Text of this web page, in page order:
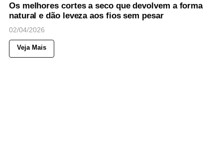
Os melhores cortes a seco que devolvem a forma
natural e dão leveza aos fios sem pesar
02/04/2026
Veja Mais